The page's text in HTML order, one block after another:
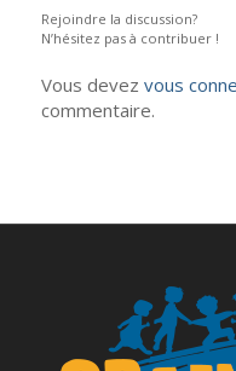
Rejoindre la discussion?
N’hésitez pas à contribuer !
Vous devez vous
commentaire.